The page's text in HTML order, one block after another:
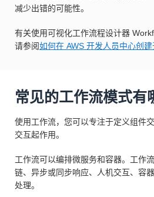
减少出错的可能性。
有关使用可视化工作流程设计器
请参阅如何在 AWS 开发人员中心创
常见的工作流模式有
使用工作流，您可以专注于定义组件
交互起作用。
工作流可以编排微服务和容器。工作
链、异步或同步响应、人机交互、容
处理。